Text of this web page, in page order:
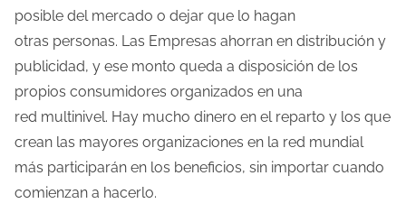
posible del mercado o dejar que lo hagan
otras personas. Las Empresas ahorran en distribución y
publicidad, y ese monto queda a disposición de los
propios consumidores organizados en una
red multinivel. Hay mucho dinero en el reparto y los que
crean las mayores organizaciones en la red mundial
más participarán en los beneficios, sin importar cuando
comienzan a hacerlo.